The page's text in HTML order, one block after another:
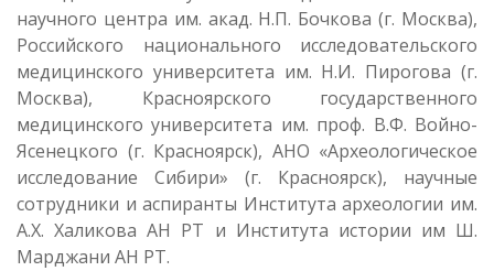
научного центра им. акад. Н.П. Бочкова (г. Москва),
Российского национального исследовательского
медицинского университета им. Н.И. Пирогова (г.
Москва), Красноярского государственного
медицинского университета им. проф. В.Ф. Войно-
Ясенецкого (г. Красноярск), АНО «Археологическое
исследование Сибири» (г. Красноярск), научные
сотрудники и аспиранты Института археологии им.
А.Х. Халикова АН РТ и Института истории им Ш.
Марджани АН РТ.